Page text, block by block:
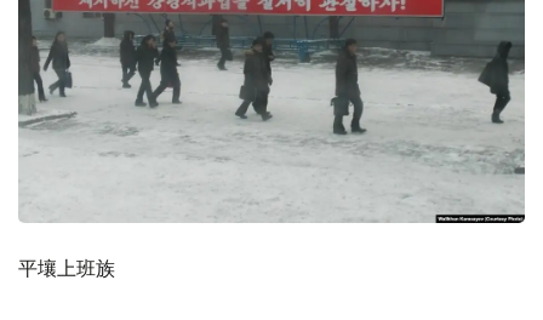
平壤上班族